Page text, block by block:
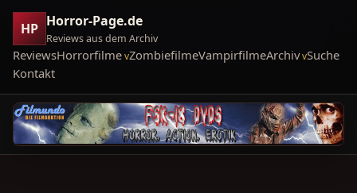
HP Horror-Page.de
Reviews aus dem Archiv
ReviewsHorrorfilme ZombiefilmeVampirfilmeArchiv Suche
Kontakt